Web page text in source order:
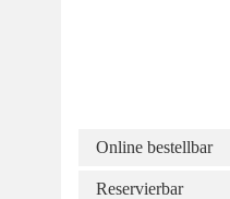
Online bestellbar
Reservierbar